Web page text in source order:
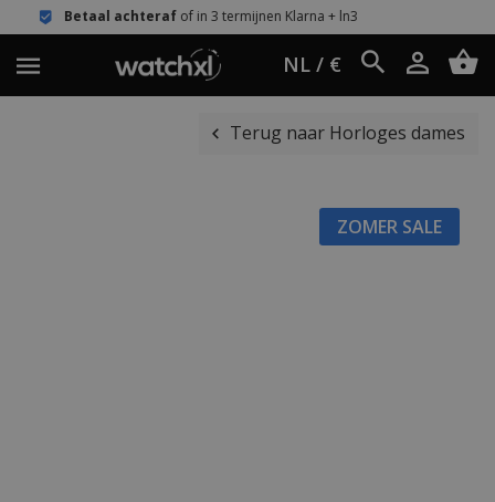
of in 3 termijnen Klarna + ln3
NL / €
Terug naar Horloges dames
ZOMER SALE